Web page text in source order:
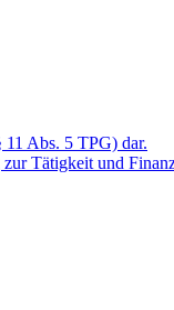
11 Abs. 5 TPG) dar.
Tätigkeit und